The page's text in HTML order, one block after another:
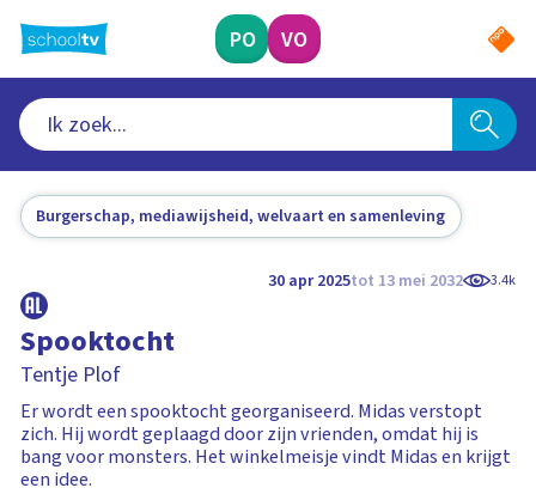
naar
hoofdinhoud
PO VO
Burgerschap, mediawijsheid, welvaart en samenleving
30 apr 2025tot 13 mei 2032 3.4k
Spooktocht
Tentje Plof
Er wordt een spooktocht georganiseerd. Midas verstopt
zich. Hij wordt geplaagd door zijn vrienden, omdat hij is
bang voor monsters. Het winkelmeisje vindt Midas en krijgt
een idee.